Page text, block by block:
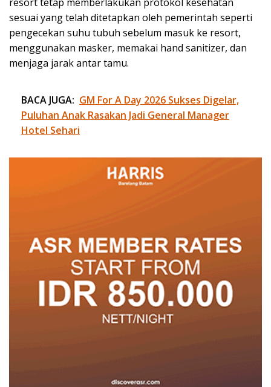
sesuai yang telah ditetapkan oleh pemerintah seperti
pengecekan suhu tubuh sebelum masuk ke resort,
menggunakan masker, memakai hand sanitizer, dan
menjaga jarak antar tamu.
BACA JUGA: GM For A Day 2026 Sukses Digelar,
Puluhan Anak Rasakan Jadi General Manager
Hotel Sehari